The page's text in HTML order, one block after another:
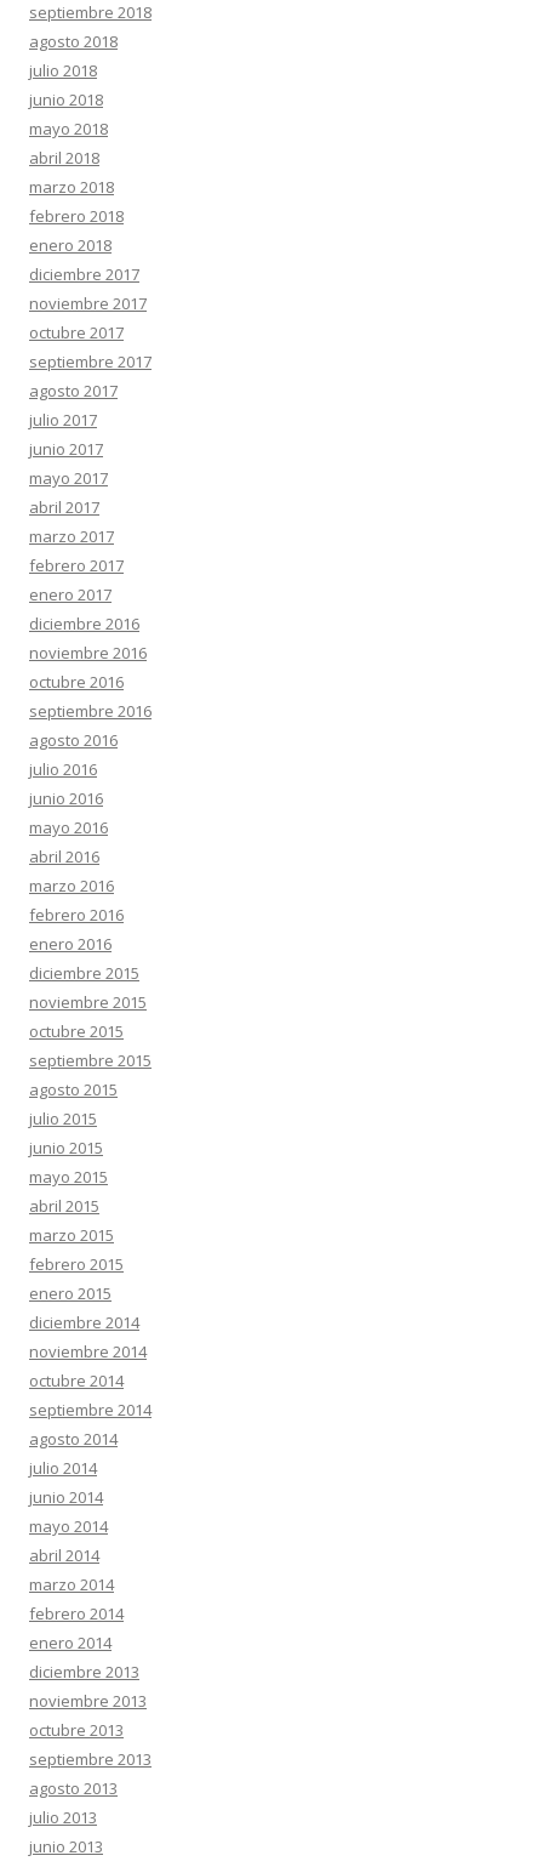
septiembre 2018
agosto 2018
julio 2018
junio 2018
mayo 2018
abril 2018
marzo 2018
febrero 2018
enero 2018
diciembre 2017
noviembre 2017
octubre 2017
septiembre 2017
agosto 2017
julio 2017
junio 2017
mayo 2017
abril 2017
marzo 2017
febrero 2017
enero 2017
diciembre 2016
noviembre 2016
octubre 2016
septiembre 2016
agosto 2016
julio 2016
junio 2016
mayo 2016
abril 2016
marzo 2016
febrero 2016
enero 2016
diciembre 2015
noviembre 2015
octubre 2015
septiembre 2015
agosto 2015
julio 2015
junio 2015
mayo 2015
abril 2015
marzo 2015
febrero 2015
enero 2015
diciembre 2014
noviembre 2014
octubre 2014
septiembre 2014
agosto 2014
julio 2014
junio 2014
mayo 2014
abril 2014
marzo 2014
febrero 2014
enero 2014
diciembre 2013
noviembre 2013
octubre 2013
septiembre 2013
agosto 2013
julio 2013
junio 2013